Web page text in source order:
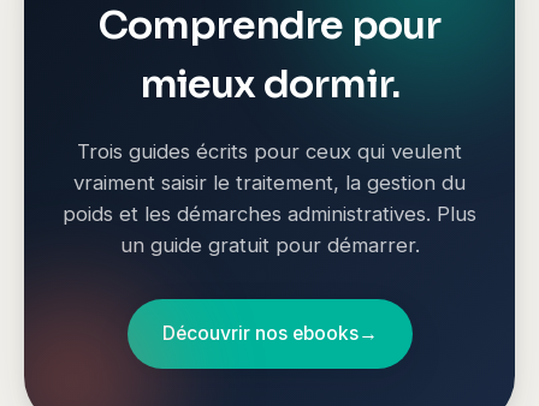
Comprendre pour
mieux dormir.
Trois guides écrits pour ceux qui veulent
vraiment saisir le traitement, la gestion du
poids et les démarches administratives. Plus
un guide gratuit pour démarrer.
Découvrir nos ebooks→